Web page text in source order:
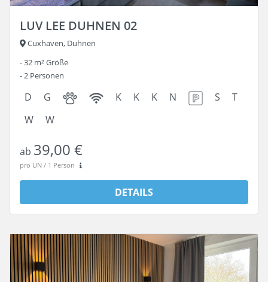
LUV LEE DUHNEN 02
Cuxhaven, Duhnen
32 m² Größe
2 Personen
D G K K K N S
T
W
W
ab 39,00 €
pro ÜN / 1 Person
DETAILS